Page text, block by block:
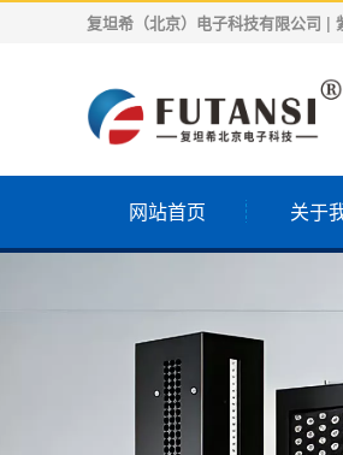
复坦希（北京）电子科技有限公司 |
网站首页 关于